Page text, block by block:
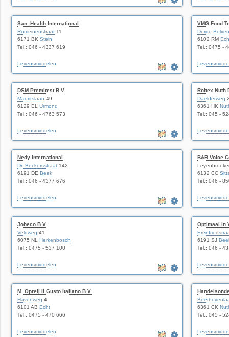
San. Health International
Romeinenstraat 11
6171 BK Stein
Tel.: 046 - 4337 619
Levensmiddelen
VMG Food
Derde
6102 RM
Tel.: 0475 -
DSM Premitest B.V.
Mauritslaan 49
6129 EL Urmond
Tel.: 046 - 4763 573
Levensmiddelen
Roltex Nuth
Daelderweg
6361 HK
Tel.: 045 -
Nedy International
Dr. Beckersstraat 142
6191 DE Beek
Tel.: 046 - 4377 676
Levensmiddelen
B&B Voice
6132 CC
Tel.: 046 -
Jobeco B.V.
Veldweg 41
6075 NL Herkenbosch
Tel.: 0475 - 537 100
Levensmiddelen
Optimaal in
6191 SJ
Tel.: 046 -
M. Opreij Il Gusto Italiano B.V.
Havenweg 4
6101 AB Echt
Tel.: 0475 - 470 666
Levensmiddelen
6361 CK
Tel.: 045 -